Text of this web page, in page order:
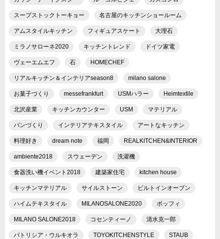
スープストックトーキョー 名古屋のキッチンショールーム
アムスタイルキッチン フィギュアスケート 大理石
ミラノサローネ2020 キッチントレンド ドイツ家電
ヴェーエムエフ 石 HOMECHEF
リアルキッチン＆インテリアseason8 milano salone
お菓子づくり messefrankfurt USMハラー Heimtextile
北沢産業 キッチンカウンター USM マテリアル
パンづくり インテリアテキスタイル アートなキッチン
料理好き dream note 福岡 REALKITCHEN&INTERIOR
ambiente2018 スウェーデン 洗濯機
食器洗い機イベント2018 建築家住宅 kitchen house
キッチンマテリアル サイルストーン ビルトインオーブン
ハイムテキスタイル MILANOSALONE2020 ボッフィ
MILANO SALONE2018 コセンティーノ 清水克一郎
パトリシア・ウルキオラ TOYOKITCHENSTYLE STAUB